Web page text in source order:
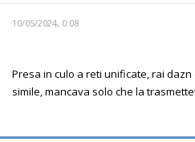
10/05/2024, 0:08
Presa in culo a reti unificate, rai dazn
simile, mancava solo che la